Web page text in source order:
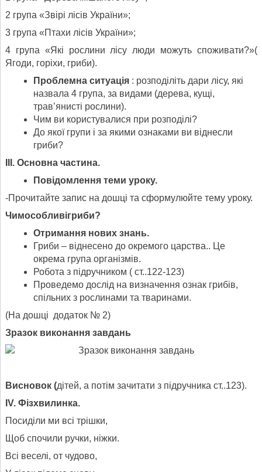
2 група «Звірі лісів України»;
3 група «Птахи лісів України»;
4 група «Які рослини лісу люди можуть споживати?»(
Ягоди, горіхи, гриби).
Проблемна ситуація : розподіліть дари лісу, які
назвала 4 група, за видами (дерева, кущі,
трав’янисті рослини).
Чим ви користувалися при розподілі?
До якої групи і за якими ознаками ви віднесли
гриби?
ІІІ. Основна частина.
Повідомлення теми уроку.
-Прочитайте запис на дошці та сформулюйте тему уроку.
Чимособливігриби?
Отримання нових знань.
Гриби – віднесено до окремого царства.. Це
окрема група організмів.
Робота з підручником ( ст..122-123)
Проведемо дослід на визначення ознак грибів,
спільних з рослинами та тваринами.
(На дошці додаток № 2)
Зразок виконання завдань
Висновок (дітей, а потім зачитати з підручника ст..123).
ІV. Фізхвилинка.
Посиділи ми всі трішки,
Щоб спочили ручки, ніжки.
Всі веселі, от чудово,